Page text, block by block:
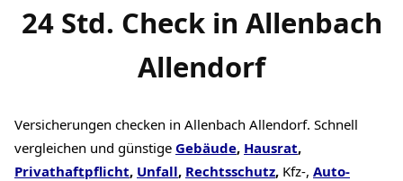
24 Std. Check in Allenbach
Allendorf
Versicherungen checken in Allenbach Allendorf. Schnell
vergleichen und günstige Gebäude, Hausrat,
Privathaftpflicht, Unfall, Rechtsschutz, Kfz-, Auto-